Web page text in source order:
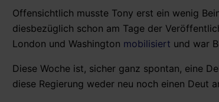
Offensichtlich musste Tony erst ein wenig
diesbezüglich schon am Tage der
London und Washington mobilisiert und war
Diese Woche ist, sicher ganz spontan, eine
diese Regierung weder neu noch einen Deut